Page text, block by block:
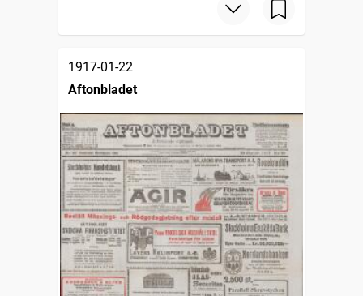
1917-01-22
Aftonbladet